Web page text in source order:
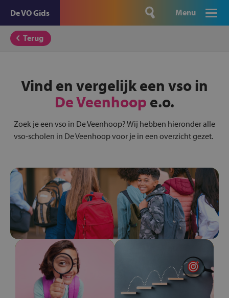
De VO Gids Menu
Terug
Vind en vergelijk een vso in
De Veenhoop e.o.
Zoek je een vso in De Veenhoop? Wij hebben hieronder alle
vso-scholen in De Veenhoop voor je in een overzicht gezet.